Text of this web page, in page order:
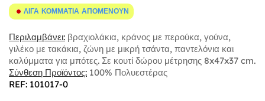
ΛΊΓΑ ΚΟΜΜΆΤΙΑ ΑΠΟΜΈΝΟΥΝ
Περιλαμβάνει: βραχιολάκια, κράνος με περούκα, γούνα,
γιλέκο με τακάκια, ζώνη με μικρή τσάντα, παντελόνια και
καλύμματα για μπότες. Σε κουτί δώρου μέτρησης 8x47x37 cm.
Σύνθεση Προϊόντος: 100% Πολυεστέρας
REF: 101017-0